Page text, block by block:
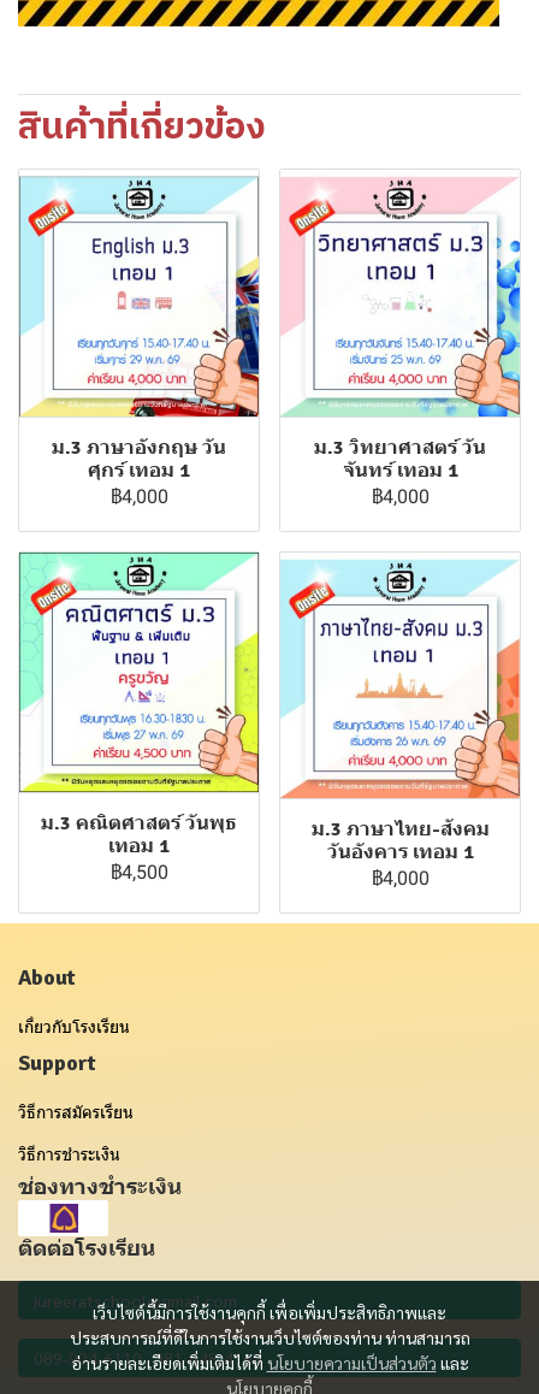
สินค้าที่เกี่ยวข้อง
ม.3 ภาษาอังกฤษ วัน
ศุกร์ เทอม 1
฿4,000
ม.3 วิทยาศาสตร์ วัน
จันทร์ เทอม 1
฿4,000
ม.3 คณิตศาสตร์ วันพุธ
เทอม 1
฿4,500
ม.3 ภาษาไทย-สังคม
วันอังคาร เทอม 1
฿4,000
เว็บไซต์นี้มีการใช้งานคุกกี้ เพื่อเพิ่มประสิทธิภาพและ
ประสบการณ์ที่ดีในการใช้งานเว็บไซต์ของท่าน ท่านสามารถ
อ่านรายละเอียดเพิ่มเติมได้ที่ นโยบายความเป็นส่วนตัว และ
นโยบายคุกกี้
About
เกี่ยวกับโรงเรียน
Support
วิธีการสมัครเรียน
วิธีการชำระเงิน
ช่องทางชำระเงิน
ติดต่อโรงเรียน